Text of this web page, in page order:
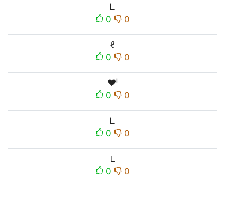
Ꮮ
0
0
ℓ
0
0
♥ˡ
0
0
ㅤᏞㅤ
0
0
Ｌ
0
0